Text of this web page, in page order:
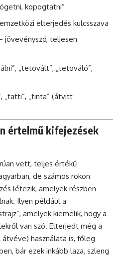
kopogtatni”
elterjedés kulcsszava
jövevényszó, teljesen
„tetovált”, „tetováló”,
„tatti”, „tinta” (átvitt
értelmű kifejezések
vett, teljes értékű
de számos rokon
létezik, amelyek részben
Ilyen például a
amelyek kiemelik, hogy a
van szó. Elterjedt még a
átvéve) használata is, főleg
bár ezek inkább laza, szleng